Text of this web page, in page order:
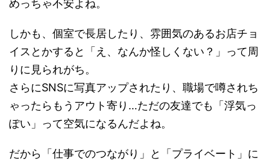
めっちゃ不安よね。
しかも、個室で長居したり、雰囲気のあるお店チョ
イスとかすると「え、なんか怪しくない？」って周
りに見られがち。
さらにSNSに写真アップされたり、職場で噂されち
ゃったらもうアウト寄り…ただの友達でも「浮気っ
ぽい」って空気になるんだよね。
だから「仕事でのつながり」と「プライベート」に